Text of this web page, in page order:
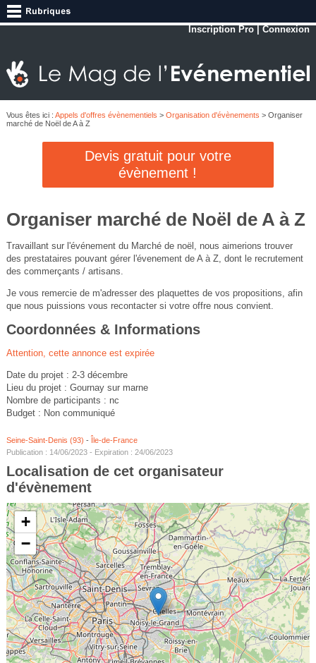
Inscription Pro |Connexion
Vous êtes ici : Appels d'offres évènementiels > Organisation d'évènements > Organiser
marché de Noël de A à Z
Devis gratuit pour votre
évènement !
Organiser marché de Noël de A à Z
Travaillant sur l'événement du Marché de noël, nous aimerions trouver
des prestataires pouvant gérer l'évenement de A à Z, dont le recrutement
des commerçants / artisans.
Je vous remercie de m'adresser des plaquettes de vos propositions, afin
que nous puissions vous recontacter si votre offre nous convient.
Coordonnées & Informations
Attention, cette annonce est expirée
Date du projet : 2-3 décembre
Lieu du projet : Gournay sur marne
Nombre de participants : nc
Budget : Non communiqué
Seine-Saint-Denis (93) - Île-de-France
Publication : 14/06/2023 - Expiration : 24/06/2023
Localisation de cet organisateur
d'évènement
+
−